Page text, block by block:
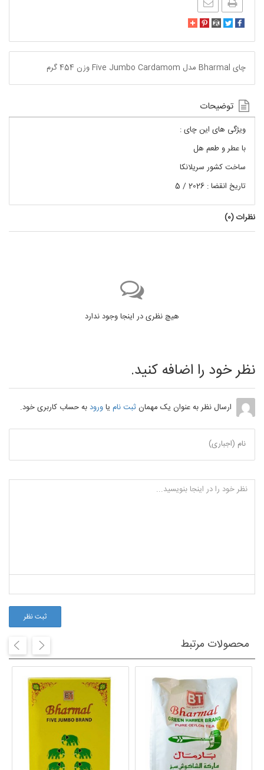
چای Bharmal مدل Five Jumbo Cardamom وزن 454 گرم
توضیحات
ویژگی های این چای :
با عطر و طعم هل
ساخت کشور سریلانکا
تاریخ انقضا : 2026 / 5
نظرات (0
)
هیچ نظری در اینجا وجود ندارد
نظر خود را اضافه کنید.
ارسال نظر به عنوان یک مهمانثبت نام یاورودبه حساب کاربری خود.
نام (اجباری)
ثبت نظر
محصولات مرتبط